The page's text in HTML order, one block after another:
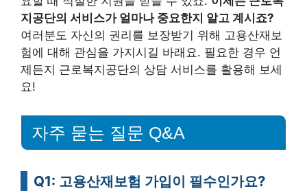
지공단의 서비스가 얼마나 중요한지 알고 계시죠?
여러분도 자신의 권리를 보장받기 위해 고용산재보
험에 대해 관심을 가지시길 바래요. 필요한 경우 언
제든지 근로복지공단의 상담 서비스를 활용해 보세
요!
자주 묻는 질문 Q&A
Q1: 고용산재보험 가입이 필수인가요?